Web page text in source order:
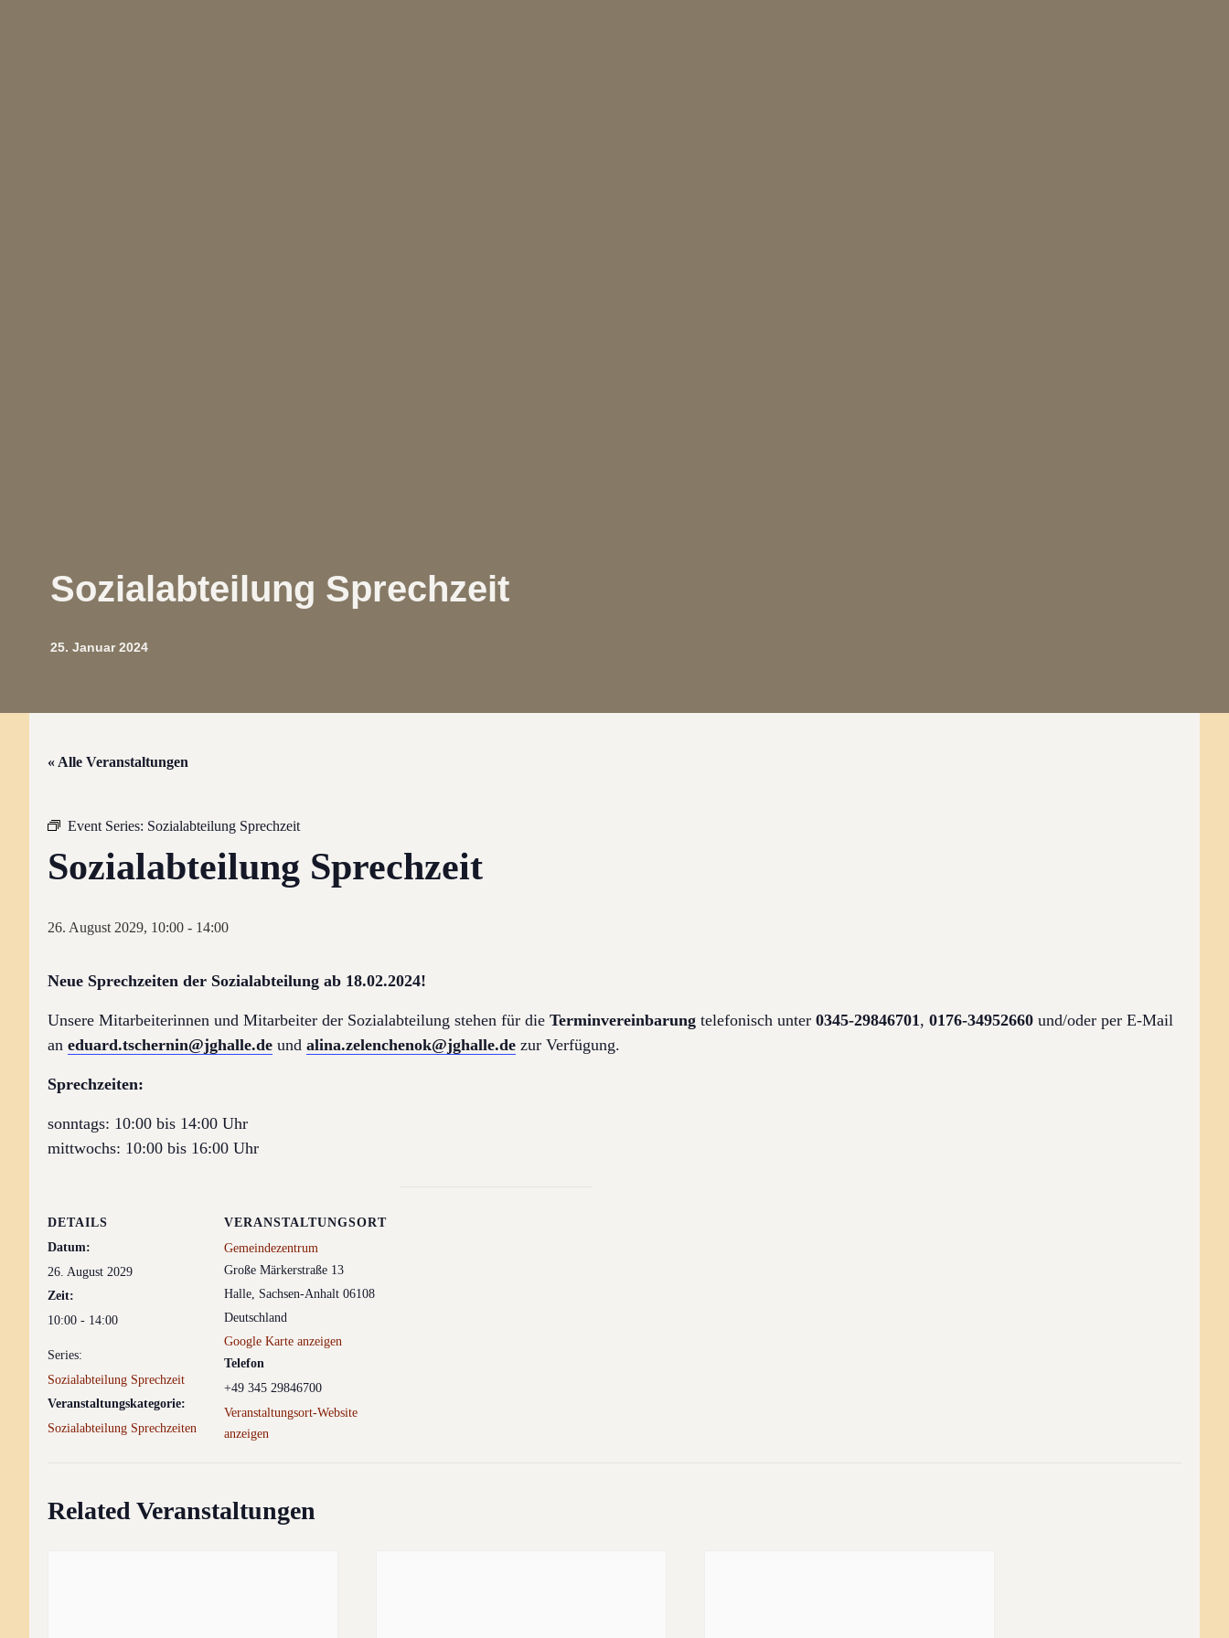
Sozialabteilung Sprechzeit
25. Januar 2024
« Alle Veranstaltungen
Event Series: Sozialabteilung Sprechzeit
Sozialabteilung Sprechzeit
26. August 2029, 10:00 - 14:00
Neue Sprechzeiten der Sozialabteilung ab 18.02.2024!
Unsere Mitarbeiterinnen und Mitarbeiter der Sozialabteilung stehen für die Terminvereinbarung telefonisch unter 0345-29846701, 0176-34952660 und/oder per E-Mail
an eduard.tschernin@jghalle.de und alina.zelenchenok@jghalle.de zur Verfügung.
Sprechzeiten:
sonntags: 10:00 bis 14:00 Uhr
mittwochs: 10:00 bis 16:00 Uhr
DETAILS
Datum:
26. August 2029
Zeit:
10:00 - 14:00
Series:
Sozialabteilung Sprechzeit
Veranstaltungskategorie:
Sozialabteilung Sprechzeiten
VERANSTALTUNGSORT
Gemeindezentrum
Große Märkerstraße 13
Halle, Sachsen-Anhalt 06108
Deutschland
Google Karte anzeigen
Telefon
+49 345 29846700
Veranstaltungsort-Website
anzeigen
Related Veranstaltungen